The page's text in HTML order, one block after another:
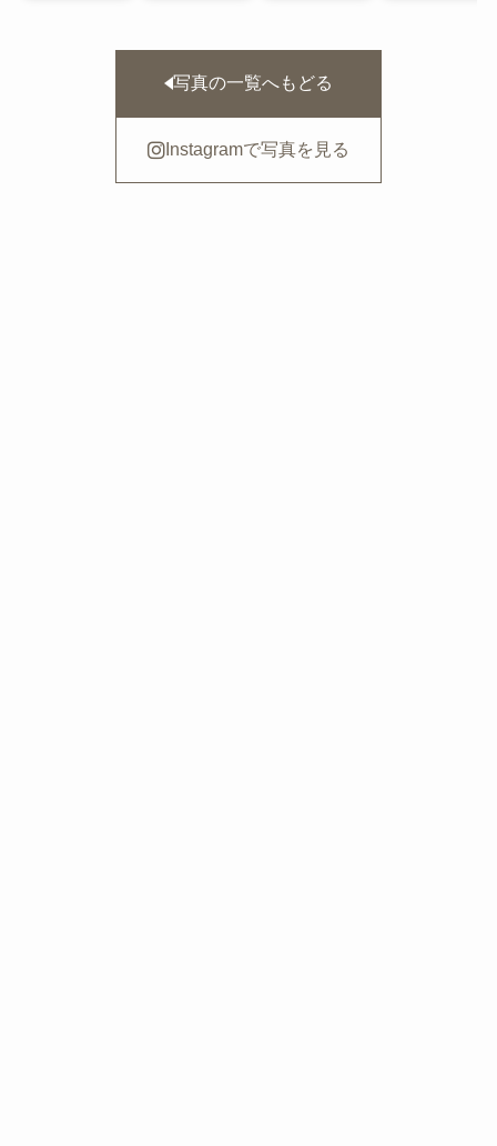
写真の一覧へもどる
Instagramで写真を見る